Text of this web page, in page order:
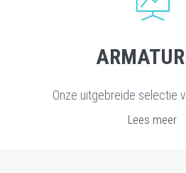
Onze uitgebreide selectie
Lees meer